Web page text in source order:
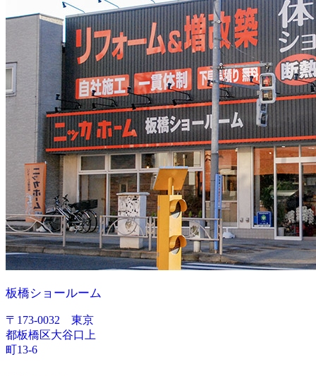
板橋ショールーム
〒173-0032 東京
都板橋区大谷口上
町13-6